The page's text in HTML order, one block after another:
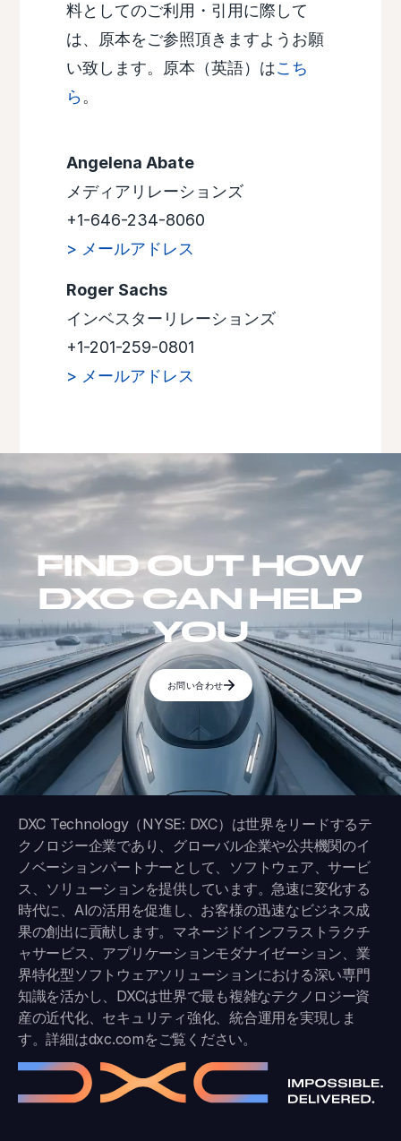
料としてのご利用・引用に際して
は、原本をご参照頂きますようお願
い致します。原本（英語）はこち
ら。
Angelena Abate
メディアリレーションズ
+1-646-234-8060
> メールアドレス
Roger Sachs
インベスターリレーションズ
+1-201-259-0801
> メールアドレス
FIND OUT HOW
DXC CAN HELP
YOU
お問い合わせ
DXC Technology（NYSE: DXC）は世界をリードするテ
クノロジー企業であり、グローバル企業や公共機関のイ
ノベーションパートナーとして、ソフトウェア、サービ
ス、ソリューションを提供しています。急速に変化する
時代に、AIの活用を促進し、お客様の迅速なビジネス成
果の創出に貢献します。マネージドインフラストラクチ
ャサービス、アプリケーションモダナイゼーション、業
界特化型ソフトウェアソリューションにおける深い専門
知識を活かし、DXCは世界で最も複雑なテクノロジー資
産の近代化、セキュリティ強化、統合運用を実現しま
す。詳細はdxc.comをご覧ください。